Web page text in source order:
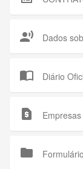
record_voice_over Dados
import_contacts Diário
request_page
folder